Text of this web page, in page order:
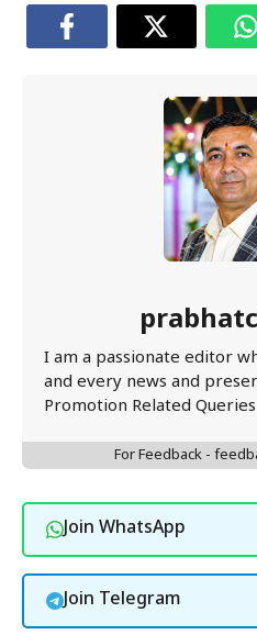
I am a passionate editor
and every news and
Promotion Related
For Feedback -
Join WhatsApp
Join Telegram